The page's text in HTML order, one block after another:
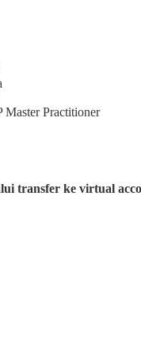
Master Practitioner
transfer ke virtual